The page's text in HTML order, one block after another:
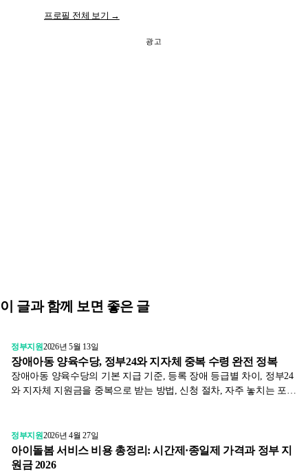
프로필 전체 보기 →
광고
이 글과 함께 보면 좋은 글
정부지원2026년 5월 13일
장애아동 양육수당, 정부24와 지자체 중복 수령 완전 정복
장애아동 양육수당의 기본 지급 기준, 등록 장애 등급별 차이, 정부24
와 지자체 지원금을 중복으로 받는 방법, 신청 절차, 자주 놓치는 포인
정부지원2026년 4월 27일
아이돌봄 서비스 비용 총정리: 시간제·종일제 가격과 정부 지
원금 2026